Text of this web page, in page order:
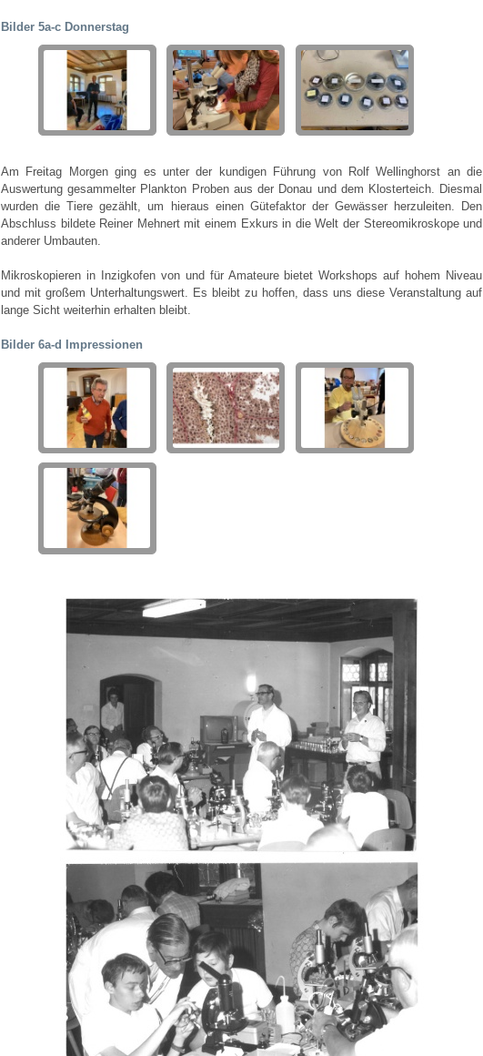
Bilder 5a-c Donnerstag
Am Freitag Morgen ging es unter der kundigen Führung von Rolf Wellinghorst an die
Auswertung gesammelter Plankton Proben aus der Donau und dem Klosterteich. Diesmal
wurden die Tiere gezählt, um hieraus einen Gütefaktor der Gewässer herzuleiten. Den
Abschluss bildete Reiner Mehnert mit einem Exkurs in die Welt der Stereomikroskope und
anderer Umbauten.
Mikroskopieren in Inzigkofen von und für Amateure bietet Workshops auf hohem Niveau
und mit großem Unterhaltungswert. Es bleibt zu hoffen, dass uns diese Veranstaltung auf
lange Sicht weiterhin erhalten bleibt.
Bilder 6a-d Impressionen